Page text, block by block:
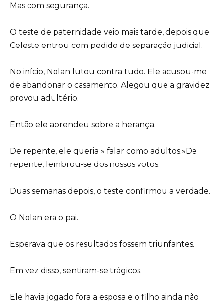
Mas com segurança.
O teste de paternidade veio mais tarde, depois que
Celeste entrou com pedido de separação judicial.
No início, Nolan lutou contra tudo. Ele acusou-me
de abandonar o casamento. Alegou que a gravidez
provou adultério.
Então ele aprendeu sobre a herança.
De repente, ele queria » falar como adultos.»De
repente, lembrou-se dos nossos votos.
Duas semanas depois, o teste confirmou a verdade.
O Nolan era o pai.
Esperava que os resultados fossem triunfantes.
Em vez disso, sentiram-se trágicos.
Ele havia jogado fora a esposa e o filho ainda não